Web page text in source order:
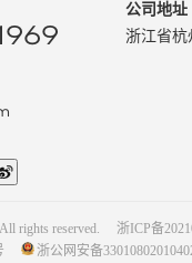
公司地址
浙江省杭
rights reserved.
浙ICP备
浙公网安备